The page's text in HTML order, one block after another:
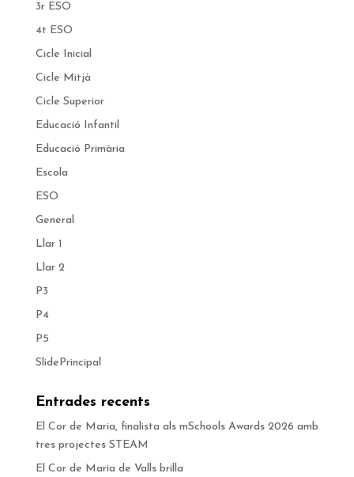
3r ESO
4t ESO
Cicle Inicial
Cicle Mitjà
Cicle Superior
Educació Infantil
Educació Primària
Escola
ESO
General
Llar 1
Llar 2
P3
P4
P5
SlidePrincipal
Entrades recents
El Cor de Maria, finalista als mSchools Awards 2026 amb
tres projectes STEAM
El Cor de Maria de Valls brilla